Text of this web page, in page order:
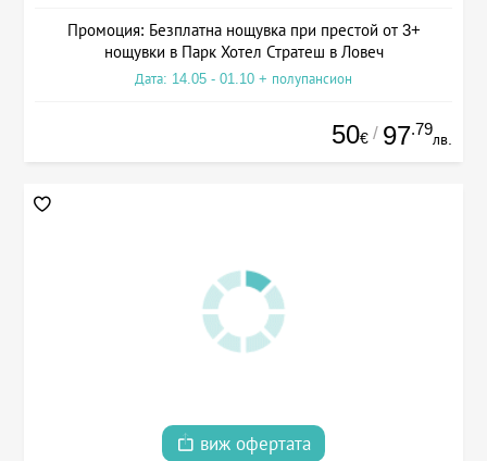
Промоция: Безплатна нощувка при престой от 3+
нощувки в Парк Хотел Стратеш в Ловеч
Дата: 14.05 - 01.10 + полупансион
50€ / 97.79
лв.
виж офертата